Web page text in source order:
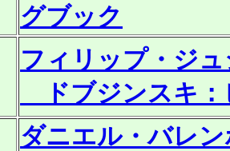
グブック
フィリップ・ジ
ドブジンスキ：
ダニエル・バレ